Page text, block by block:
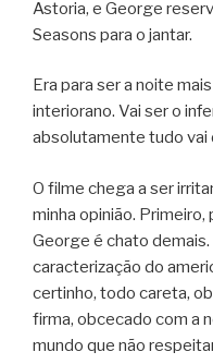
Astoria, e George
Seasons para o jantar.
Era para ser a noite
interiorano. Vai ser o
absolutamente tudo vai
O filme chega a ser
minha opinião.
George é chato
caracterização do
certinho, todo careta,
firma, obcecado com a
mundo que não